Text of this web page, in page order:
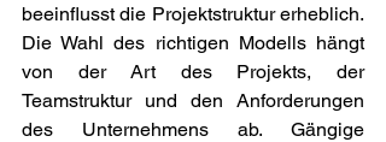
beeinflusst die Projektstruktur erheblich.
Die Wahl des richtigen Modells hängt
von der Art des Projekts, der
Teamstruktur und den Anforderungen
des Unternehmens ab. Gängige